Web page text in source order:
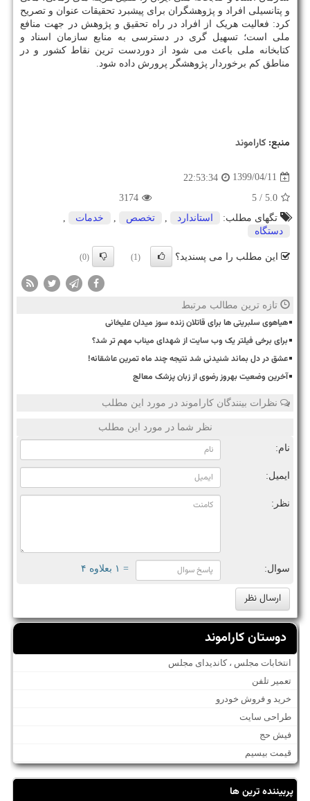
و پتانسیلی افراد و پژوهشگران برای پیشبرد تحقیقات عنوان و تصریح
کرد: فعالیت هریک از افراد در راه تحقیق و پژوهش در جهت منافع
ملی است؛ تسهیل گری در دسترسی به منابع سازمان اسناد و
کتابخانه ملی باعث می شود از دوردست ترین نقاط کشور و در
مناطق کم برخوردار پژوهشگر پرورش داده شود.
منبع: كاراموند
1399/04/11
22:53:34
5.0
/ 5
3174
تگهای مطلب:
استاندارد , تخصص , خدمات
,
دستگاه
این مطلب را می پسندید؟ (1)
(0)
تازه ترین مطالب مرتبط
هیاهوی سلبریتی ها برای قاتلان زنده سوز میدان علیخانی
برای برخی فیلتر یک وب سایت از شهدای میناب مهم تر شد؟
عشق در دل بماند شنیدنی شد نتیجه چند ماه تمرین عاشقانه!
آخرین وضعیت بهروز رضوی از زبان پزشک معالج
نظرات بینندگان کاراموند در مورد این مطلب
نظر شما در مورد این مطلب
نام:
ایمیل:
نظر:
سوال: = ۱ بعلاوه ۴
دوستان کاراموند
انتخابات مجلس ، کاندیدای مجلس
تعمیر تلفن
خرید و فروش خودرو
طراحی سایت
فیش حج
قیمت بیسیم
پربیننده ترین ها